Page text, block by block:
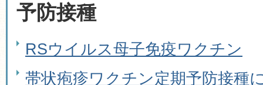
予防接種
RSウイルス母子免疫ワクチン
帯状疱疹ワクチン定期予防接種